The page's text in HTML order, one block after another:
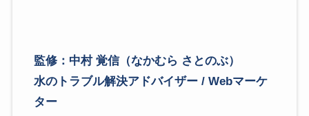
監修：中村 覚信（なかむら さとのぶ）
水のトラブル解決アドバイザー / Webマーケ
ター